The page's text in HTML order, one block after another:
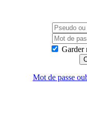
Garder
Mot de passe